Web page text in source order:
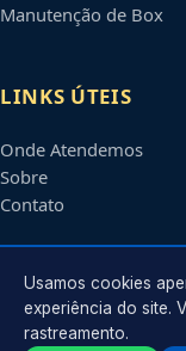
Manutenção de Box
LINKS ÚTEIS
Onde Atendemos
Sobre
Contato
CONTATO
Atendimento em
Usamos cookies
experiência do site.
rastreamento.